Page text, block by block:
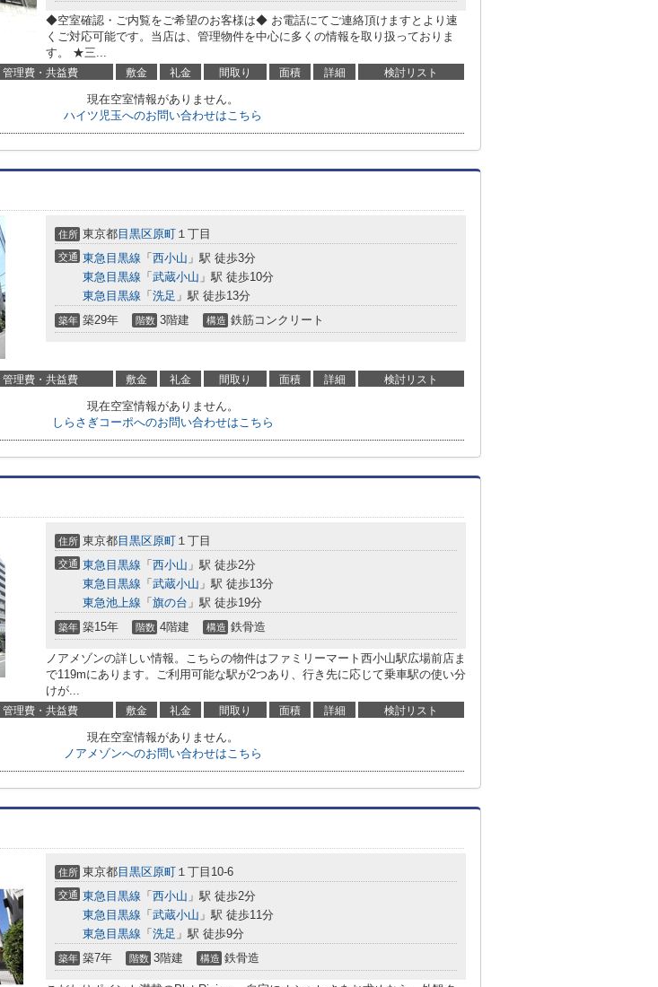
◆空室確認・ご内覧をご希望のお客様は◆ お電話にてご連絡頂けますとより速
くご対応可能です。当店は、管理物件を中心に多くの情報を取り扱っておりま
す。 ★三...
管理費・共益費 敷金 礼金 間取り 面積 詳細 検討リスト
現在空室情報がありません。
ハイツ児玉へのお問い合わせはこちら
住所 東京都目黒区原町 １丁目
交通 東急目黒線 「 西小山 」駅 徒歩3分
東急目黒線 「 武蔵小山 」駅 徒歩10分
東急目黒線 「 洗足 」駅 徒歩13分
築年 築29年 階数 3階建 構造 鉄筋コンクリート
管理費・共益費 敷金 礼金 間取り 面積 詳細 検討リスト
現在空室情報がありません。
しらさぎコーポへのお問い合わせはこちら
住所 東京都目黒区原町 １丁目
交通 東急目黒線 「 西小山 」駅 徒歩2分
東急目黒線 「 武蔵小山 」駅 徒歩13分
東急池上線 「 旗の台 」駅 徒歩19分
築年 築15年 階数 4階建 構造 鉄骨造
ノアメゾンの詳しい情報。こちらの物件はファミリーマート西小山駅広場前店ま
で119mにあります。ご利用可能な駅が2つあり、行き先に応じて乗車駅の使い分
けが...
管理費・共益費 敷金 礼金 間取り 面積 詳細 検討リスト
現在空室情報がありません。
ノアメゾンへのお問い合わせはこちら
住所 東京都目黒区原町 １丁目10-6
交通 東急目黒線 「 西小山 」駅 徒歩2分
東急目黒線 「 武蔵小山 」駅 徒歩11分
東急目黒線 「 洗足 」駅 徒歩9分
築年 築7年 階数 3階建 構造 鉄骨造